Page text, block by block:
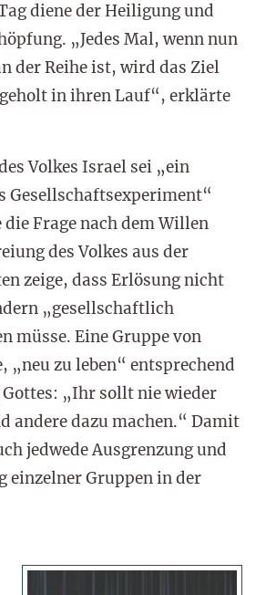
diene der Heiligung und
„Jedes Mal, wenn nun
der Reihe ist, wird das Ziel
in ihren Lauf“, erklärte
Volkes Israel sei „ein
Gesellschaftsexperiment“
Frage nach dem Willen
des Volkes aus der
zeige, dass Erlösung nicht
„gesellschaftlich
müsse. Eine Gruppe von
„neu zu leben“ entsprechend
„Ihr sollt nie wieder
andere dazu machen.“ Damit
jedwede Ausgrenzung und
einzelner Gruppen in der